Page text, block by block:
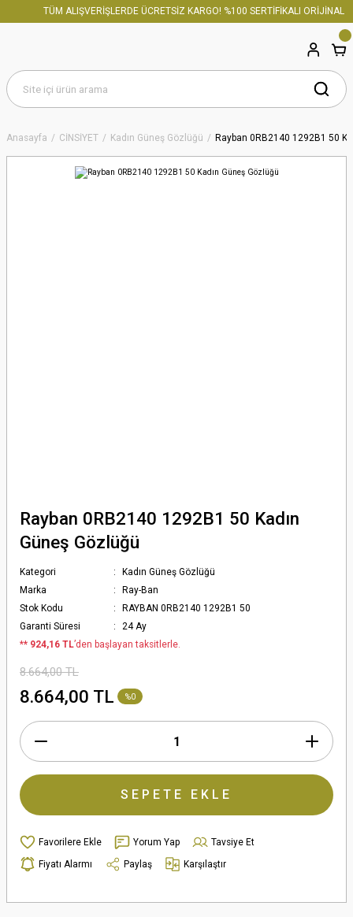
TÜM ALIŞVERİŞLERDE ÜCRETSİZ KARGO! %100 SERTİFİKALI ORİJİNAL
Anasayfa CİNSİYET Kadın Güneş Gözlüğü Rayban 0RB2140 1292B1 50
Rayban 0RB2140 1292B1 50 Kadın
Güneş Gözlüğü
Kategori
Kadın Güneş Gözlüğü
Marka
Ray-Ban
Stok Kodu
RAYBAN 0RB2140 1292B1 50
Garanti Süresi
24 Ay
** 924,16 TL’den başlayan taksitlerle.
8.664,00 TL
8.664,00 TL %0
SEPETE EKLE
Yorum Yap
Tavsiye Et
Fiyatı Alarmı
Paylaş Karşılaştır